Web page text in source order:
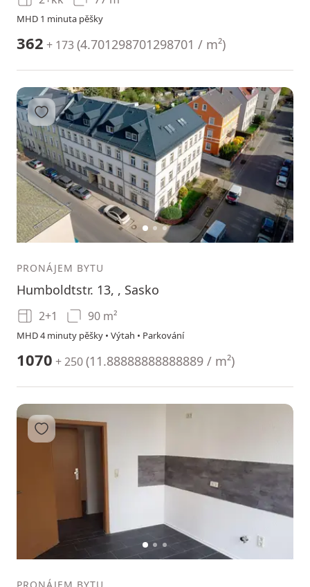
MHD 1 minuta pěšky
362 + 173(4.701298701298701 / m²)
12 3
Přidat do oblíbených
PRONÁJEM BYTU
Humboldtstr. 13, , Sasko
2+1 90 m²
MHD 4 minuty pěšky • Výtah • Parkování
1070 + 250(11.88888888888889 / m²)
12 3
Přidat do oblíbených